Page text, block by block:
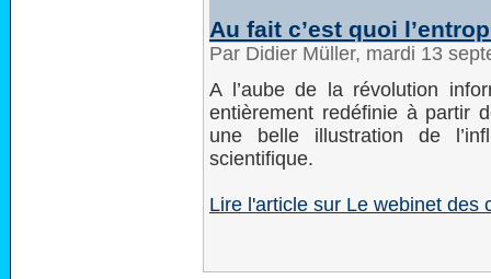
Au fait c’est quoi
Par Didier Müller, mardi 13
A l’aube de la révolution
entièrement redéfinie à partir
une belle illustration de
scientifique.
Lire l'article sur Le webinet des